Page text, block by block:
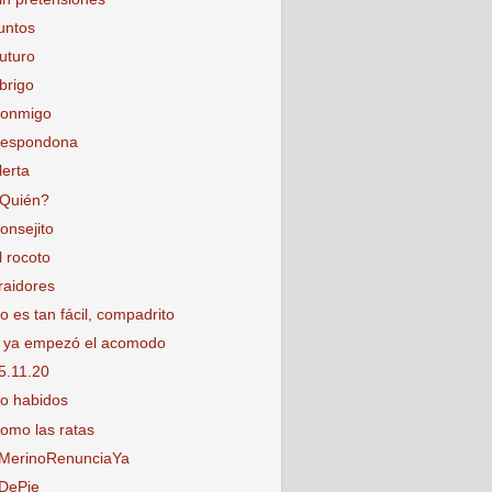
rocoto
es tan fácil, compadrito
ya empezó el acomodo
habidos
las ratas